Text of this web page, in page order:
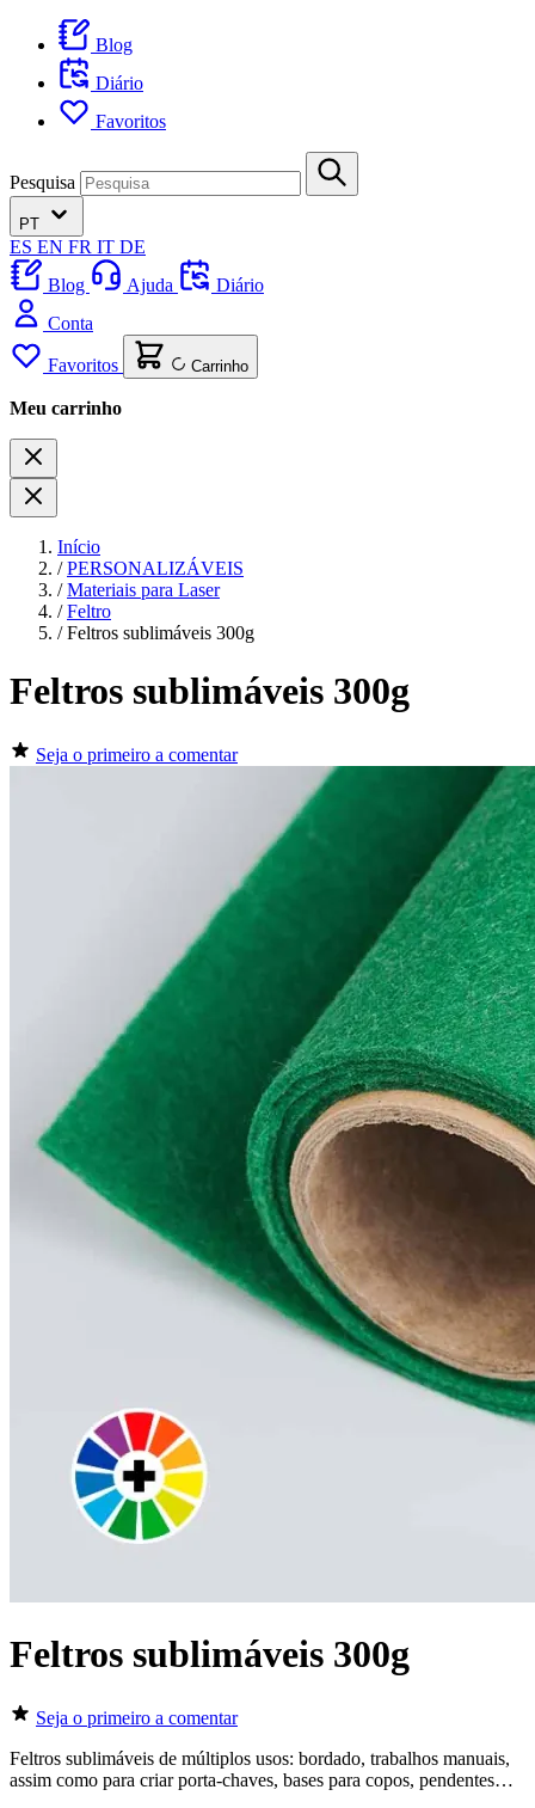
Blog
Diário
Favoritos
Pesquisa
PT
ES EN FR IT DE
Blog
Ajuda
Diário
Conta
Favoritos Carrinho
Meu carrinho
Início
/ PERSONALIZÁVEIS
/ Materiais para Laser
/ Feltro
/ Feltros sublimáveis 300g
Feltros sublimáveis 300g
Seja o primeiro a comentar
Feltros sublimáveis 300g
Seja o primeiro a comentar
Feltros sublimáveis de múltiplos usos: bordado, trabalhos manuais,
assim como para criar porta-chaves, bases para copos, pendentes…